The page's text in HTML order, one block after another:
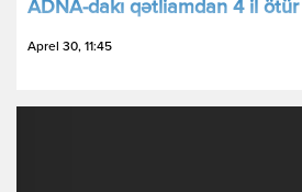
ADNA-dakı qətliamdan 4 il ötür
Aprel 30, 11:45